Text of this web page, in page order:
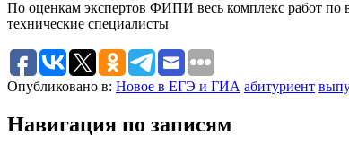
По оценкам экспертов ФИПИ весь комплекс работ по
технические специалисты
Опубликовано в: Новое в ЕГЭ и ГИА абитуриент
Навигация по записям